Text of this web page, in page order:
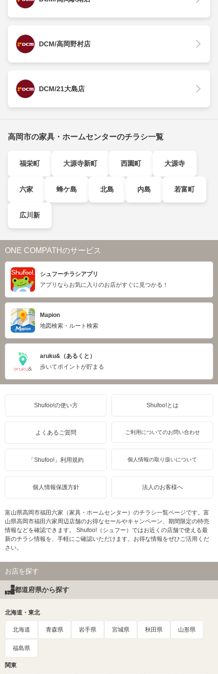
DCM/高岡野村店
DCM/21大島店
高岡市の家具・ホームセンターのチラシ一覧
福栄町 大源寺新町 西園町 大源寺
六家 蜂ケ島 北島 内島 若富町
広川新
ONE COMPATHのサービス
シュフーチラシアプリ
アプリならお気に入りのお店がすぐに見つかる！
Mapion
地図検索・ルート検索
aruku&（あるくと）
歩いてポイントが貯まる
Shufoo!の使い方 Shufoo!とは
よくあるご質問 ご利用についてのお問い合わせ
「Shufoo!」利用規約 個人情報の取り扱いについて
個人情報保護方針 法人のお客様へ
富山県高岡市福田六家（家具・ホームセンター）のチラシ一覧ページです。富
山県高岡市福田六家周辺店舗のお得なセールやキャンペーン、期間限定の特売
情報などを確認できます。 Shufoo!（シュフー）ではお近くの店舗で使える最
新のチラシ情報を、手軽にご確認いただけます。お得な情報をぜひご活用くだ
さい。
お店を探す
都道府県から探す
北海道・東北
北海道 青森県 岩手県 宮城県 秋田県 山形県
福島県
関東